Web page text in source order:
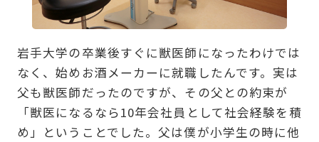
岩手大学の卒業後すぐに獣医師になったわけでは
なく、始めお酒メーカーに就職したんです。実は
父も獣医師だったのですが、その父との約束が
「獣医になるなら10年会社員として社会経験を積
め」ということでした。父は僕が小学生の時に他